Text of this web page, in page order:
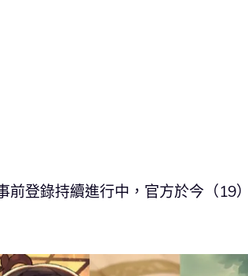
前登錄持續進行中，官方於今（19